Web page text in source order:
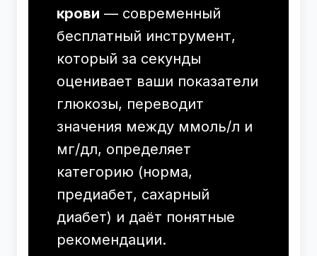
крови — современный
бесплатный инструмент,
который за секунды
оценивает ваши показатели
глюкозы, переводит
значения между ммоль/л и
мг/дл, определяет
категорию (норма,
предиабет, сахарный
диабет) и даёт понятные
рекомендации.